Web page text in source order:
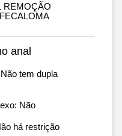
REMOÇÃO
anal
tem dupla
Não
há restrição